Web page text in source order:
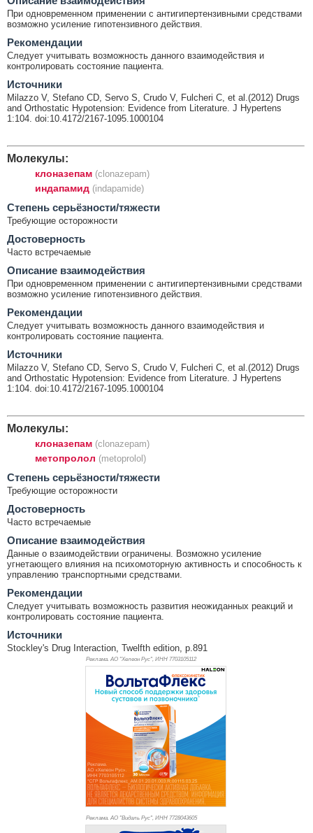
При одновременном применении с антигипертензивными средствами
возможно усиление гипотензивного действия.
Рекомендации
Следует учитывать возможность данного взаимодействия и
контролировать состояние пациента.
Источники
Milazzo V, Stefano CD, Servo S, Crudo V, Fulcheri C, et al.(2012) Drugs
and Orthostatic Hypotension: Evidence from Literature. J Hypertens
1:104. doi:10.4172/2167-1095.1000104
Молекулы:
клоназепам (clonazepam)
индапамид (indapamide)
Cтепень серьёзности/тяжести
Требующие осторожности
Достоверность
Часто встречаемые
Описание взаимодействия
При одновременном применении с антигипертензивными средствами
возможно усиление гипотензивного действия.
Рекомендации
Следует учитывать возможность данного взаимодействия и
контролировать состояние пациента.
Источники
Milazzo V, Stefano CD, Servo S, Crudo V, Fulcheri C, et al.(2012) Drugs
and Orthostatic Hypotension: Evidence from Literature. J Hypertens
1:104. doi:10.4172/2167-1095.1000104
Молекулы:
клоназепам (clonazepam)
метопролол (metoprolol)
Cтепень серьёзности/тяжести
Требующие осторожности
Достоверность
Часто встречаемые
Описание взаимодействия
Данные о взаимодействии ограничены. Возможно усиление
угнетающего влияния на психомоторную активность и способность к
управлению транспортными средствами.
Рекомендации
Следует учитывать возможность развития неожиданных реакций и
контролировать состояние пациента.
Источники
Stockley's Drug Interaction, Twelfth edition, p.891
Реклама. АО "Хелеон Рус", ИНН 7703105112
Реклама. АО "Видаль Рус", ИНН 7728043605